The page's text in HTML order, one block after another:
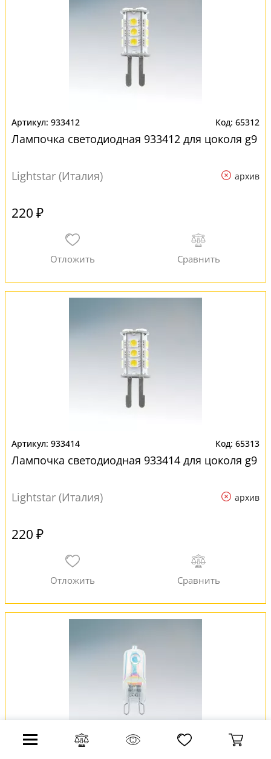
933412 65312
Лампочка светодиодная 933412 для цоколя g9
Lightstar (Италия) архив
220 ₽
933414 65313
Лампочка светодиодная 933414 для цоколя g9
Lightstar (Италия) архив
220 ₽